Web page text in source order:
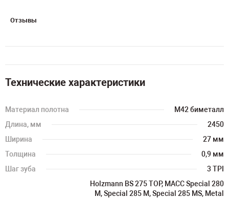
Отзывы
Технические характеристики
Материал полотна
M42 биметалл
Длина, мм
2450
Ширина
27 мм
Толщина
0,9 мм
Шаг зуба
3 TPI
Holzmann BS 275 TOP, MACC Special 280
M, Special 285 M, Special 285 MS, Metal